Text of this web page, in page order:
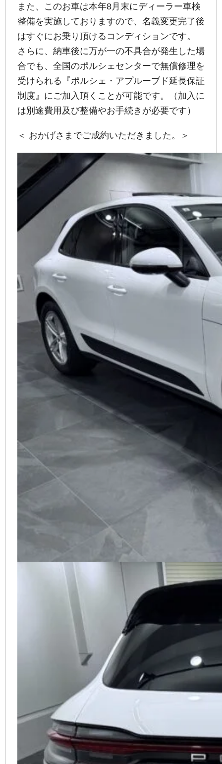
また、このお車は本年8月末にディーラー車検
整備を実施しておりますので、名義変更完了後
はすぐにお乗り頂けるコンディションです。
さらに、納車後に万が一の不具合が発生した場
合でも、全国のポルシェセンターで無償修理を
受けられる『ポルシェ・アプルーブド延長保証
制度』にご加入頂くことが可能です。（加入に
は別途費用及び整備やお手続きが必要です）
＜ おかげさまでご成約いただきました。＞